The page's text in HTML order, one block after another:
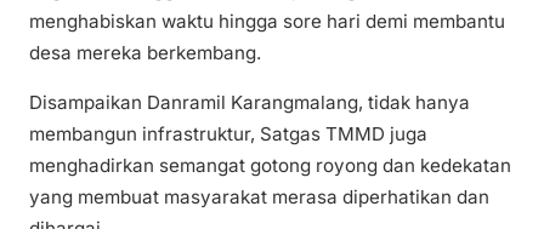
menghabiskan waktu hingga sore hari demi membantu
desa mereka berkembang.
Disampaikan Danramil Karangmalang, tidak hanya
membangun infrastruktur, Satgas TMMD juga
menghadirkan semangat gotong royong dan kedekatan
yang membuat masyarakat merasa diperhatikan dan